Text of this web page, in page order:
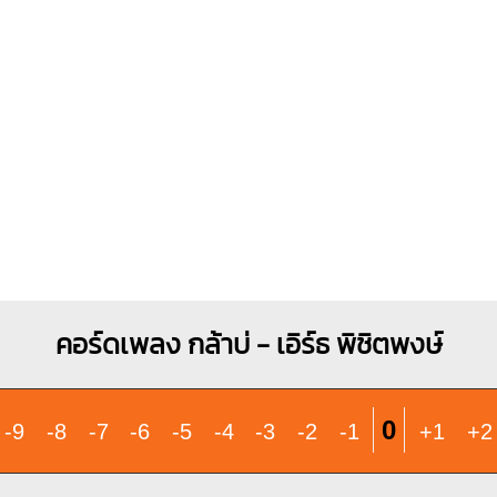
คอร์ดเพลง กล้าบ่ - เอิร์ธ พิชิตพงษ์
-9 -8 -7 -6 -5 -4 -3 -2 -1 0 +1 +2